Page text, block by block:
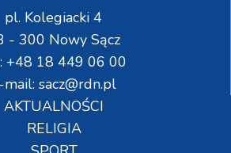
pl. Kolegiacki 4
- 300 Nowy Sącz
+48 18 449 06 00
sacz@rdn.pl
AKTUALNOŚCI
RELIGIA